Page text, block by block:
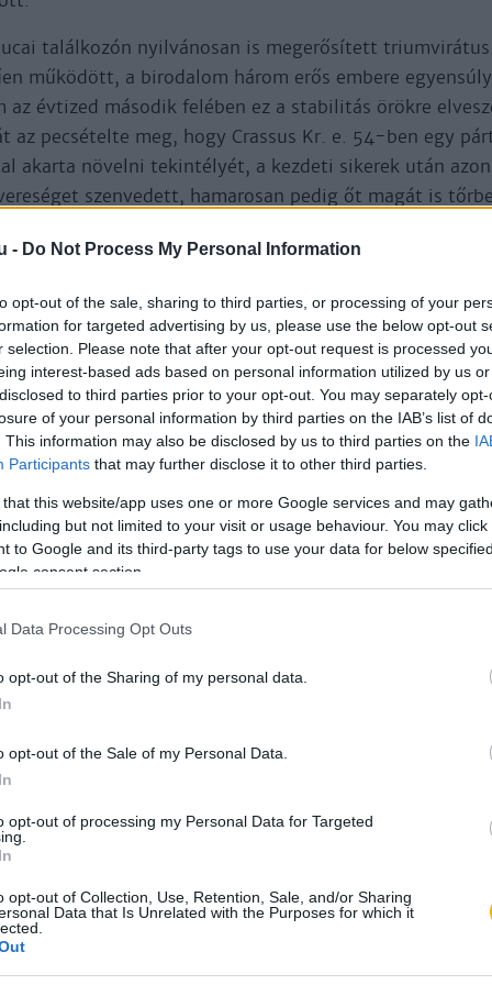
- Do Not Process My Personal Information
opt-out of the sale, sharing to third parties, or processing of your
for targeted advertising by us, please use the below opt-out
selection. Please note that after your opt-out request is processed
interest-based ads based on personal information utilized by us
to third parties prior to your opt-out. You may separately
of your personal information by third parties on the IAB’s list of
This information may also be disclosed by us to third parties on the
Participants that may further disclose it to other third parties.
that this website/app uses one or more Google services and may
but not limited to your visit or usage behaviour. You may
to Google and its third-party tags to use your data for below
consent section.
Data Processing Opt Outs
opt-out of the Sharing of my personal data.
opt-out of the Sale of my Personal Data.
opt-out of processing my Personal Data for Targeted
opt-out of Collection, Use, Retention, Sale, and/or Sharing
Data that Is Unrelated with the Purposes for which it
találkozón nyilvánosan is megerősített
működött, a birodalom három erős embere
évtized második felében ez a stabilitás örökre
az pecsételte meg, hogy Crassus Kr. e. 54-ben egy
akarta növelni tekintélyét, a kezdeti sikerek után
szenvedett, hamarosan pedig őt magát is
pedig hamarosan elváltak, hiszen, míg az előbbi
szerzett magának hatalmat és dicsőséget, addig az
szövetségre. Kettejük konfliktusában az is
hamarosan Julius Caesar leánya, Julia is elhunyt, aki
fontos szereppel bírt a triumvirátus
elejére tehát a két egykori triumvir viszonya egyre
ideje pedig vészesen fogyott, hiszen a Crassus és
elnyert ötéves galliai imperium a végéhez közeledett.
el kellett volna bocsátania seregét, és politikai
a consuli tisztség megpályázása – érdekében
ugyanakkor tisztában volt azzal, hogy hazatérése
tömkelegét zúdították volna a nyakába, nem is beszélve
lényegében egyetlen „túlélési” lehetősége
megpályázása oly módon, hogy imperiumát 9
és távollétében jelölteti magát e tisztségre, hiszen így
élvezett volna. Céljai eléréséhez Caesarnak Pompeius
összefogva a seregei elbocsátását és azonnali
az Itáliát és Gallia Cisalpinát elválasztó Rubicon